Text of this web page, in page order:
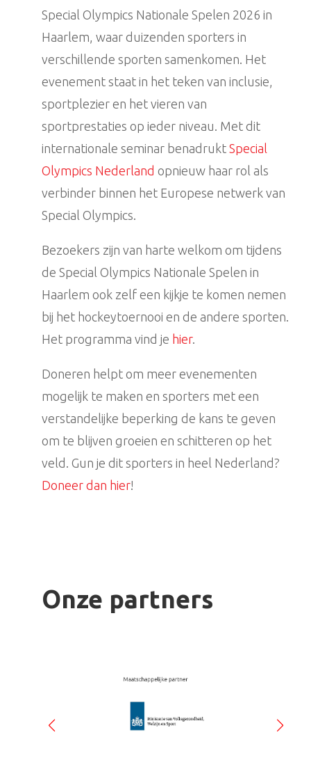
Special Olympics Nationale Spelen 2026 in
Haarlem, waar duizenden sporters in
verschillende sporten samenkomen. Het
evenement staat in het teken van inclusie,
sportplezier en het vieren van
sportprestaties op ieder niveau. Met dit
internationale seminar benadrukt Special
Olympics Nederland opnieuw haar rol als
verbinder binnen het Europese netwerk van
Special Olympics.
Bezoekers zijn van harte welkom om tijdens
de Special Olympics Nationale Spelen in
Haarlem ook zelf een kijkje te komen nemen
bij het hockeytoernooi en de andere sporten.
Het programma vind je hier.
Doneren helpt om meer evenementen
mogelijk te maken en sporters met een
verstandelijke beperking de kans te geven
om te blijven groeien en schitteren op het
veld. Gun je dit sporters in heel Nederland?
Doneer dan hier!
Onze partners